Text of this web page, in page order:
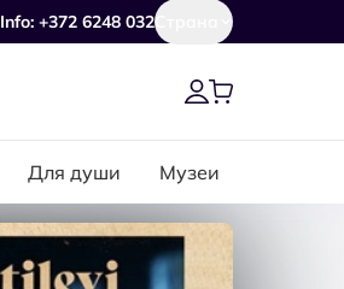
Info: +372 6248 032Страна
Для души Музеи